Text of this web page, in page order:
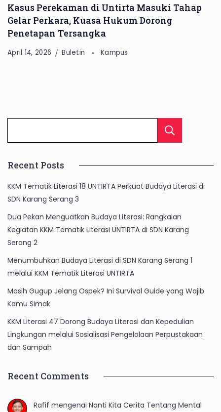
Kasus Perekaman di Untirta Masuki Tahap
Gelar Perkara, Kuasa Hukum Dorong
Penetapan Tersangka
April 14, 2026 Buletin Kampus
Recent Posts
KKM Tematik Literasi 18 UNTIRTA Perkuat Budaya Literasi di
SDN Karang Serang 3
Dua Pekan Menguatkan Budaya Literasi: Rangkaian
Kegiatan KKM Tematik Literasi UNTIRTA di SDN Karang
Serang 2
Menumbuhkan Budaya Literasi di SDN Karang Serang 1
melalui KKM Tematik Literasi UNTIRTA
Masih Gugup Jelang Ospek? Ini Survival Guide yang Wajib
Kamu Simak
KKM Literasi 47 Dorong Budaya Literasi dan Kepedulian
Lingkungan melalui Sosialisasi Pengelolaan Perpustakaan
dan Sampah
Recent Comments
Rafif mengenai Nanti Kita Cerita Tentang Mental